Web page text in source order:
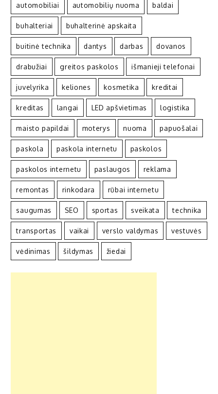
automobiliai automobilių nuoma baldai
buhalteriai buhalterinė apskaita
buitinė technika dantys darbas dovanos
drabužiai greitos paskolos išmanieji telefonai
juvelyrika keliones kosmetika kreditai
kreditas langai LED apšvietimas logistika
maisto papildai moterys nuoma papuošalai
paskola paskola internetu paskolos
paskolos internetu paslaugos reklama
remontas rinkodara rūbai internetu
saugumas SEO sportas sveikata technika
transportas vaikai verslo valdymas vestuvės
vėdinimas šildymas žiedai